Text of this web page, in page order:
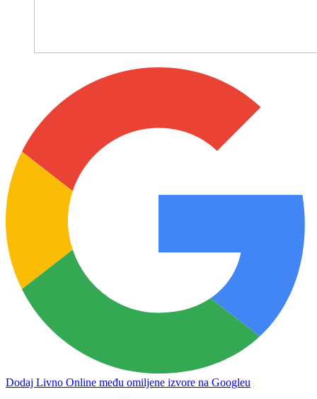
Dodaj Livno Online među omiljene izvore na Googleu